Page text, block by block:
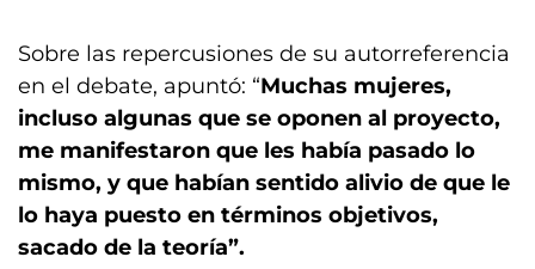
Sobre las repercusiones de su autorreferencia
en el debate, apuntó: “Muchas mujeres,
incluso algunas que se oponen al proyecto,
me manifestaron que les había pasado lo
mismo, y que habían sentido alivio de que le
lo haya puesto en términos objetivos,
sacado de la teoría”.